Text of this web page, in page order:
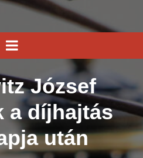
József
a díjhajtás
után